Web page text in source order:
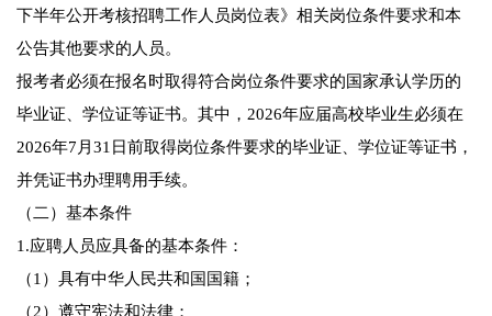
下半年公开考核招聘工作人员岗位表》相关岗位条件要求和本
公告其他要求的人员。
报考者必须在报名时取得符合岗位条件要求的国家承认学历的
毕业证、学位证等证书。其中，2026年应届高校毕业生必须在
2026年7月31日前取得岗位条件要求的毕业证、学位证等证书，
并凭证书办理聘用手续。
（二）基本条件
1.应聘人员应具备的基本条件：
（1）具有中华人民共和国国籍；
（2）遵守宪法和法律；